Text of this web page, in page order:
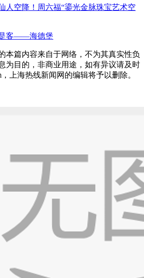
人空降！周六福“鎏光金脉珠宝艺术空
客——海德堡
本篇内容来自于网络，不为其真实性负
为目的，非商业用途，如有异议请及时
，上海热线新闻网的编辑将予以删除。